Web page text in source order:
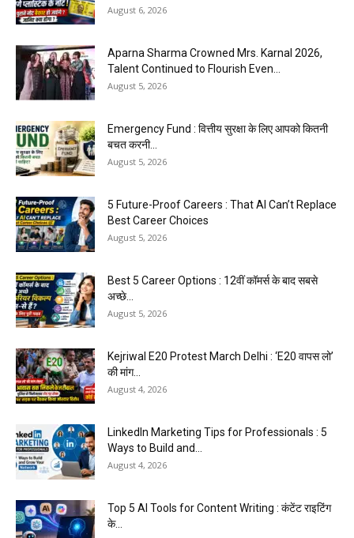
August 6, 2026
Aparna Sharma Crowned Mrs. Karnal 2026,
Talent Continued to Flourish Even...
August 5, 2026
Emergency Fund : वित्तीय सुरक्षा के लिए आपको कितनी
बचत करनी...
August 5, 2026
5 Future-Proof Careers : That AI Can’t Replace
Best Career Choices
August 5, 2026
Best 5 Career Options : 12वीं कॉमर्स के बाद सबसे
अच्छे...
August 5, 2026
Kejriwal E20 Protest March Delhi : ‘E20 वापस लो’
की मांग...
August 4, 2026
LinkedIn Marketing Tips for Professionals : 5
Ways to Build and...
August 4, 2026
Top 5 AI Tools for Content Writing : कंटेंट राइटिंग
के...